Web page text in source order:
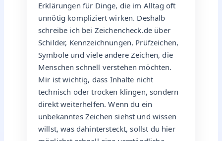
Erklärungen für Dinge, die im Alltag oft
unnötig kompliziert wirken. Deshalb
schreibe ich bei Zeichencheck.de über
Schilder, Kennzeichnungen, Prüfzeichen,
Symbole und viele andere Zeichen, die
Menschen schnell verstehen möchten.
Mir ist wichtig, dass Inhalte nicht
technisch oder trocken klingen, sondern
direkt weiterhelfen. Wenn du ein
unbekanntes Zeichen siehst und wissen
willst, was dahintersteckt, sollst du hier